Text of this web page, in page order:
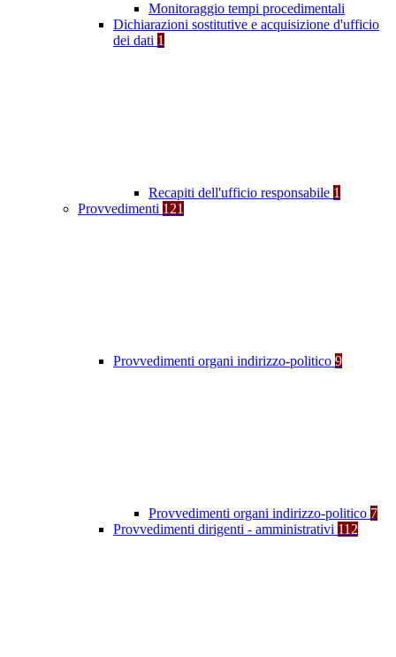
Monitoraggio tempi procedimentali
Dichiarazioni sostitutive e acquisizione d'ufficio
dei dati 1
Recapiti dell'ufficio responsabile 1
Provvedimenti 121
Provvedimenti organi indirizzo-politico 9
Provvedimenti organi indirizzo-politico 7
Provvedimenti dirigenti - amministrativi 112